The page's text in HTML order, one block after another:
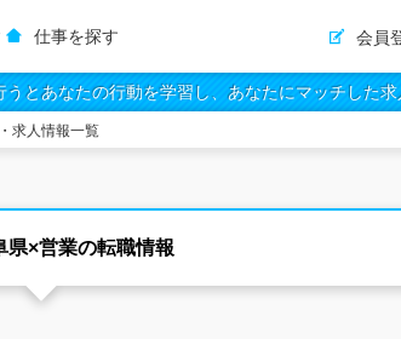
仕事を探す 会員
うとあなたの行動を学習し、あなたにマッチした求
求人情報一覧
県×営業の転職情報